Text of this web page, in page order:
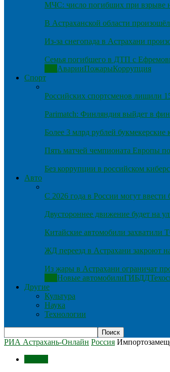
МЧС: число погибших при взрыве
В Астраханской области
Из-за снегопада в Астрахани
Семья погибшего в ДТП с
АварииПожарыКоррупция
Спорт
Российских спортсменов лишили
Parimatch: Финляндия выйдет в
Более 3 млрд рублей букмекерские
Пять матчей чемпионата Европы
Без коррупции в российском
Авто
С 2026 года в России могут ввести
Двустороннее движение будет на
Китайские автомобили
ЖД переезд в Астрахани закроют
Из жары в Астрахани ограничат
Новые автомобилиГИБДД
Другие
Культура
Наука
Технологии
РИА Астрахань-Онлайн Россия